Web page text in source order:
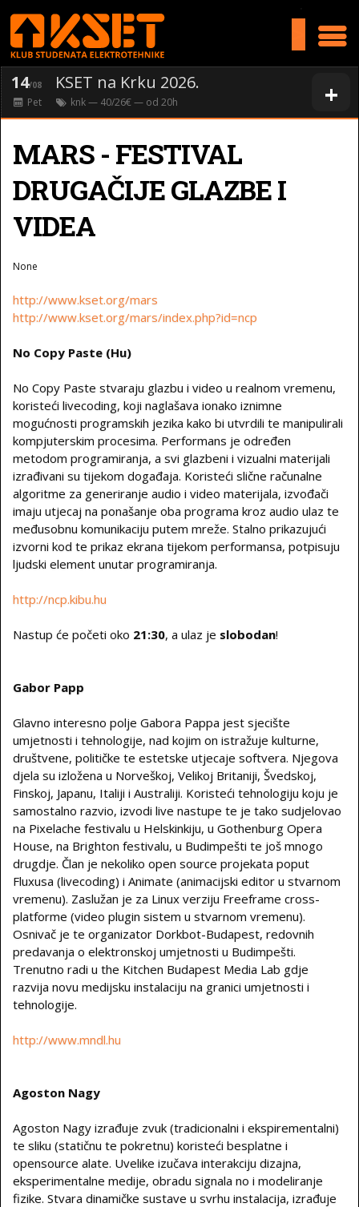
+
14/08 KSET na Krku 2026.
Pet knk— 40/26€ — od 20h
ΜARS - FESTIVAL
DRUGAČIJE GLAZBE I
VIDEA
None
http://www.kset.org/mars
http://www.kset.org/mars/index.php?id=ncp
No Copy Paste (Hu)
No Copy Paste stvaraju glazbu i video u realnom vremenu,
koristeći livecoding, koji naglašava ionako iznimne
mogućnosti programskih jezika kako bi utvrdili te manipulirali
kompjuterskim procesima. Performans je određen
metodom programiranja, a svi glazbeni i vizualni materijali
izrađivani su tijekom događaja. Koristeći slične računalne
algoritme za generiranje audio i video materijala, izvođači
imaju utjecaj na ponašanje oba programa kroz audio ulaz te
međusobnu komunikaciju putem mreže. Stalno prikazujući
izvorni kod te prikaz ekrana tijekom performansa, potpisuju
ljudski element unutar programiranja.
http://ncp.kibu.hu
Nastup će početi oko 21:30, a ulaz je slobodan!
Gabor Papp
Glavno interesno polje Gabora Pappa jest sjecište
umjetnosti i tehnologije, nad kojim on istražuje kulturne,
društvene, političke te estetske utjecaje softvera. Njegova
djela su izložena u Norveškoj, Velikoj Britaniji, Švedskoj,
Finskoj, Japanu, Italiji i Australiji. Koristeći tehnologiju koju je
samostalno razvio, izvodi live nastupe te je tako sudjelovao
na Pixelache festivalu u Helskinkiju, u Gothenburg Opera
House, na Brighton festivalu, u Budimpešti te još mnogo
drugdje. Član je nekoliko open source projekata poput
Fluxusa (livecoding) i Animate (animacijski editor u stvarnom
vremenu). Zaslužan je za Linux verziju Freeframe cross-
platforme (video plugin sistem u stvarnom vremenu).
Osnivač je te organizator Dorkbot-Budapest, redovnih
predavanja o elektronskoj umjetnosti u Budimpešti.
Trenutno radi u the Kitchen Budapest Media Lab gdje
razvija novu medijsku instalaciju na granici umjetnosti i
tehnologije.
http://www.mndl.hu
Agoston Nagy
Agoston Nagy izrađuje zvuk (tradicionalni i ekspirementalni)
te sliku (statičnu te pokretnu) koristeći besplatne i
opensource alate. Uvelike izučava interakciju dizajna,
eksperimentalne medije, obradu signala no i modeliranje
fizike. Stvara dinamičke sustave u svrhu instalacija, izrađuje